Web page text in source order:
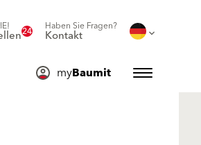
24 Haben Sie Fragen?
Kontakt
myBaumit